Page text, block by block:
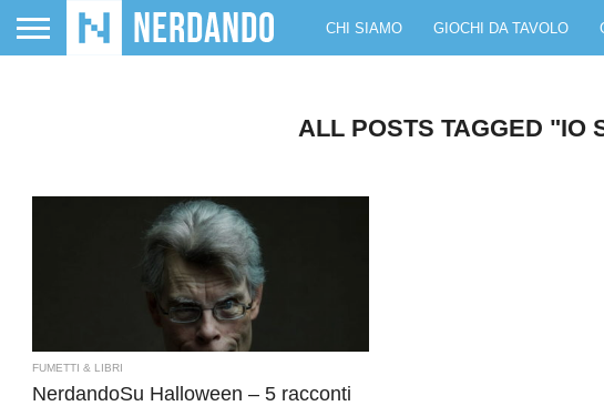
CHI SIAMO GIOCHI DA TAVOLO
ALL POSTS TAGGED "IO
FUMETTI & LIBRI
NerdandoSu Halloween – 5 racconti